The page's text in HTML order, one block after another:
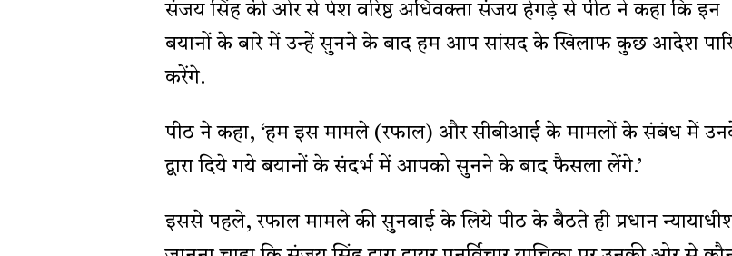
संजय सिंह की ओर से पेश वरिष्ठ अधिवक्ता संजय हेगड़े से पीठ ने कहा कि इन
बयानों के बारे में उन्हें सुनने के बाद हम आप सांसद के खिलाफ कुछ आदेश
करेंगे.
पीठ ने कहा, ‘हम इस मामले (रफाल) और सीबीआई के मामलों के संबंध में
द्वारा दिये गये बयानों के संदर्भ में आपको सुनने के बाद फैसला लेंगे.’
इससे पहले, रफाल मामले की सुनवाई के लिये पीठ के बैठते ही प्रधान